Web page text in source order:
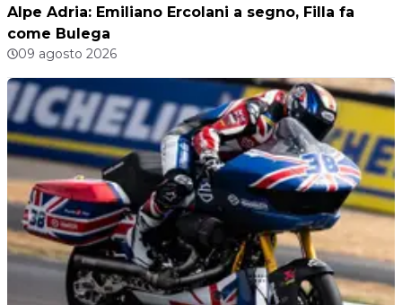
Alpe Adria: Emiliano Ercolani a segno, Filla fa
come Bulega
09 agosto 2026